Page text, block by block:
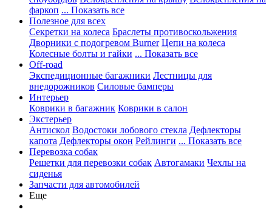
фаркоп ... Показать все
Полезное для всех
Секретки на колеса Браслеты противоскольжения
Дворники с подогревом Burner Цепи на колеса
Колесные болты и гайки ... Показать все
Off-road
Экспедиционные багажники Лестницы для
внедорожников Силовые бамперы
Интерьер
Коврики в багажник Коврики в салон
Экстерьер
Антискол Водостоки лобового стекла Дефлекторы
капота Дефлекторы окон Рейлинги ... Показать все
Перевозка собак
Решетки для перевозки собак Автогамаки Чехлы на
сиденья
Запчасти для автомобилей
Еще